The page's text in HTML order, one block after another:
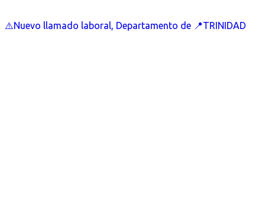
⚠️Nuevo llamado laboral, Departamento de 📍TRINIDAD